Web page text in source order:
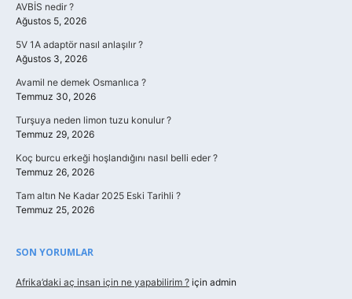
AVBİS nedir ?
Ağustos 5, 2026
5V 1A adaptör nasıl anlaşılır ?
Ağustos 3, 2026
Avamil ne demek Osmanlıca ?
Temmuz 30, 2026
Turşuya neden limon tuzu konulur ?
Temmuz 29, 2026
Koç burcu erkeği hoşlandığını nasıl belli eder ?
Temmuz 26, 2026
Tam altın Ne Kadar 2025 Eski Tarihli ?
Temmuz 25, 2026
SON YORUMLAR
Afrika’daki aç insan için ne yapabilirim ? için admin